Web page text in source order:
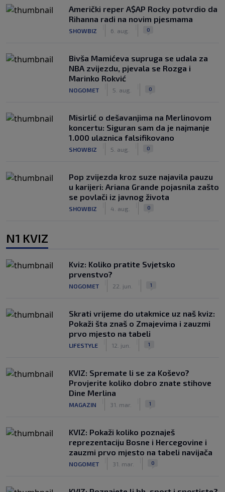
Američki reper A$AP Rocky potvrdio da
Rihanna radi na novim pjesmama
SHOWBIZ 6. aug. 0
Bivša Mamićeva supruga se udala za
NBA zvijezdu, pjevala se Rozga i
Marinko Rokvić
NOGOMET 5. aug. 0
Misirlić o dešavanjima na Merlinovom
koncertu: Siguran sam da je najmanje
1.000 ulaznica falsifikovano
SHOWBIZ 5. aug. 0
Pop zvijezda kroz suze najavila pauzu
u karijeri: Ariana Grande pojasnila zašto
se povlači iz javnog života
SHOWBIZ 4. aug. 0
N1 KVIZ
Kviz: Koliko pratite Svjetsko
prvenstvo?
NOGOMET 22. jun. 1
Skrati vrijeme do utakmice uz naš kviz:
Pokaži šta znaš o Zmajevima i zauzmi
prvo mjesto na tabeli
LIFESTYLE 12. jun. 1
KVIZ: Spremate li se za Koševo?
Provjerite koliko dobro znate stihove
Dine Merlina
MAGAZIN 31. mar. 1
KVIZ: Pokaži koliko poznaješ
reprezentaciju Bosne i Hercegovine i
zauzmi prvo mjesto na tabeli navijača
NOGOMET 31. mar. 0